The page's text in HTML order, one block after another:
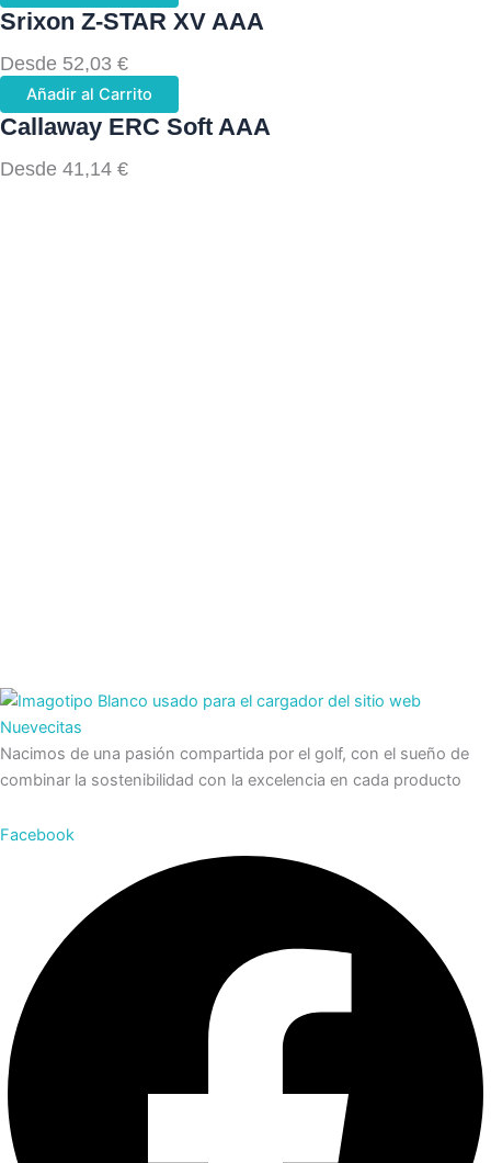
Srixon Z-STAR XV AAA
Desde 52,03 €
Añadir al Carrito
Callaway ERC Soft AAA
Desde 41,14 €
Nacimos de una pasión compartida por el golf, con el sueño de
combinar la sostenibilidad con la excelencia en cada producto
Facebook